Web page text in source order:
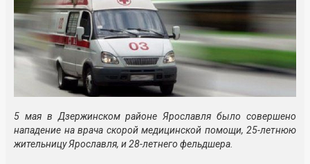
5 мая в Дзержинском районе Ярославля было совершено
нападение на врача скорой медицинской помощи, 25-летнюю
жительницу Ярославля, и 28-летнего фельдшера.